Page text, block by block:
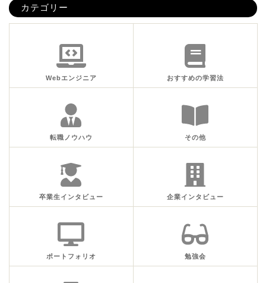
カテゴリー
Webエンジニア おすすめの学習法
転職ノウハウ その他
卒業生インタビュー 企業インタビュー
ポートフォリオ 勉強会